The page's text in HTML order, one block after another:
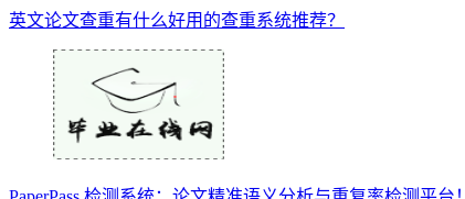
英文论文查重有什么好用的查重系统推荐？